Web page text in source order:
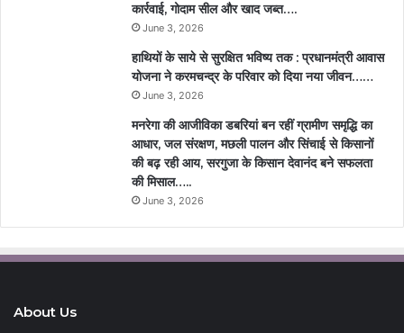
कार्रवाई, गोदाम सील और खाद जब्त….
June 3, 2026
हाथियों के साये से सुरक्षित भविष्य तक : प्रधानमंत्री आवास
योजना ने करमचन्द्र के परिवार को दिया नया जीवन……
June 3, 2026
मनरेगा की आजीविका डबरियां बन रहीं ग्रामीण समृद्धि का
आधार, जल संरक्षण, मछली पालन और सिंचाई से किसानों
की बढ़ रही आय, सरगुजा के किसान देवानंद बने सफलता
की मिसाल…..
June 3, 2026
About Us